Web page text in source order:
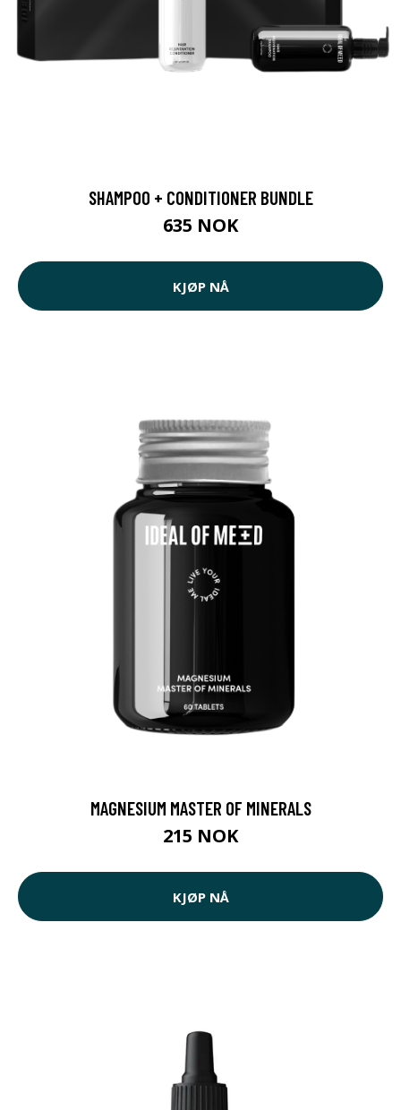
SHAMPOO + CONDITIONER BUNDLE
635 NOK
KJØP NÅ
MAGNESIUM MASTER OF MINERALS
215 NOK
KJØP NÅ